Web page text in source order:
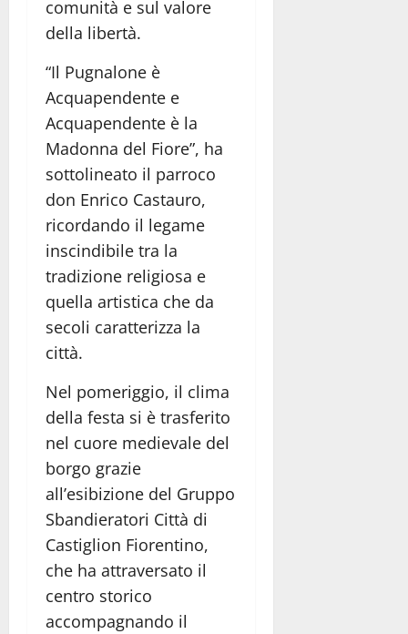
comunità e sul valore
della libertà.
“Il Pugnalone è
Acquapendente e
Acquapendente è la
Madonna del Fiore”, ha
sottolineato il parroco
don Enrico Castauro,
ricordando il legame
inscindibile tra la
tradizione religiosa e
quella artistica che da
secoli caratterizza la
città.
Nel pomeriggio, il clima
della festa si è trasferito
nel cuore medievale del
borgo grazie
all’esibizione del Gruppo
Sbandieratori Città di
Castiglion Fiorentino,
che ha attraversato il
centro storico
accompagnando il